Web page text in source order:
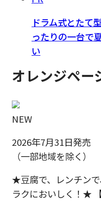
ドラム式とたて
ったりの一台で
い
オレンジペー
NEW
2026年7月31日発売
（一部地域を除く）
★豆腐で、レンチン
ラクにおいしく！★